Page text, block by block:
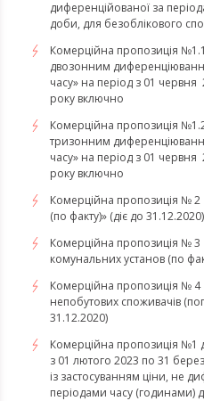
диференційованої за
доби, для безоблікового
Комерційна пропозиція
двозонним
часу» на період з 01
року включно
Комерційна пропозиція
тризонним
часу» на період з 01
року включно
Комерційна пропозиція №
(по факту)» (діє до 31.12.2020)
Комерційна пропозиція №
комунальних установ (по
Комерційна пропозиція №
непобутових споживачів
31.12.2020)
Комерційна пропозиція №1
з 01 лютого 2023 по 31
із застосуванням ціни, не
періодами часу (годинами)